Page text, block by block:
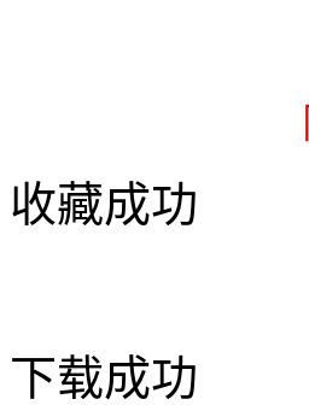
收藏成功
下载成功